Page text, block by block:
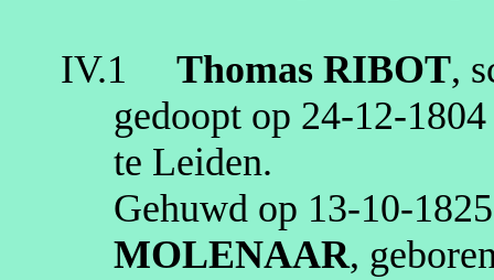
IV.1 Thomas RIBOT,
gedoopt op 24‑12‑1804
te Leiden.
Gehuwd op 13‑10‑1825
MOLENAAR,